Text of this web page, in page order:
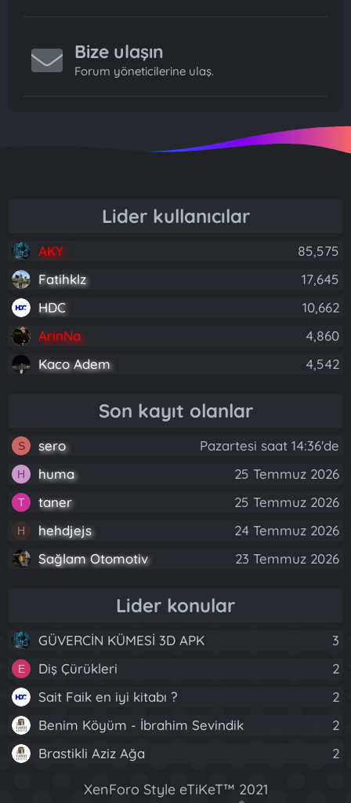
Bize ulaşın
Forum yöneticilerine ulaş.
Lider kullanıcılar
AKY
85,575
Fatihklz
17,645
HDC
10,662
ArinNa
4,860
Kaco Adem
4,542
Son kayıt olanlar
S sero Pazartesi saat 14:36'de
H huma 25 Temmuz 2026
T taner 25 Temmuz 2026
H hehdjejs
24 Temmuz 2026
Sağlam Otomotiv
23 Temmuz 2026
Lider konular
GÜVERCİN KÜMESİ 3D APK 3
E Diş Çürükleri
2
Sait Faik en iyi kitabı ?
2
Benim Köyüm - İbrahim Sevindik
2
Brastikli Aziz Ağa
2
XenForo Style eTiKeT™ 2021